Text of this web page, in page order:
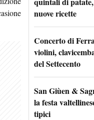
nuove ricette
Concerto di
violini,
del Settecento
San Giùen &
la festa
tipici